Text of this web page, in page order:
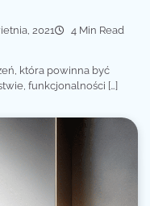
2021
4 Min Read
która powinna być
funkcjonalności […]